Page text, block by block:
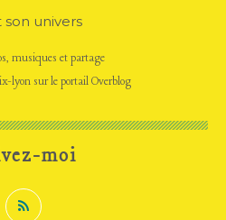
musiques et partage
lyon sur le portail Overblog
moi